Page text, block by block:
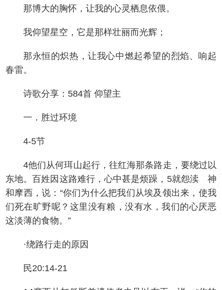
那博大的胸怀，让我的心灵栖息依偎。
我仰望星空，它是那样壮丽而光辉；
那永恒的炽热，让我心中燃起希望的烈焰、响起
春雷。
诗歌分享：584首 仰望主
一．胜过环境
4-5节
4他们从何珥山起行，往红海那条路走，要绕过以
东地。百姓因这路难行，心中甚是烦躁，5就怨渎 神
和摩西，说：“你们为什么把我们从埃及领出来，使我
们死在旷野呢？这里没有粮，没有水，我们的心厌恶
这淡薄的食物。”
·绕路行走的原因
民20:14-21